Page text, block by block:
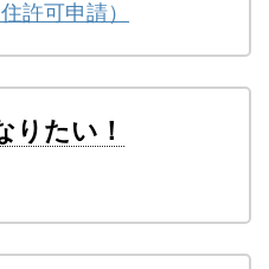
許可申請）
りたい！